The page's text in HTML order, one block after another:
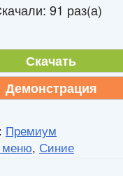
91 раз(а)
Скачать
Демонстрация
Премиум
меню, Синие